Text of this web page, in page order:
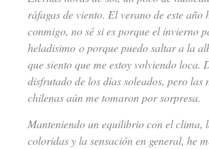
ráfagas de viento. El verano de este año
conmigo, no sé si es porque el invierno
heladisimo o porque puedo saltar a la
que siento que me estoy volviendo loca.
disfrutado de los días soleados, pero las
chilenas aún me tomaron por sorpresa.
Manteniendo un equilibrio con el clima,
coloridas y la sensación en general, he